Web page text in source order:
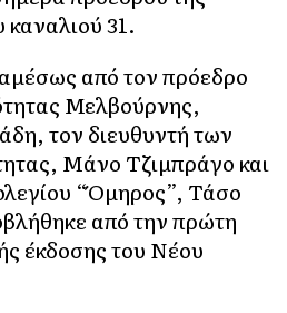
καναλιού 31.
από τον πρόεδρο
Μελβούρνης,
τον διευθυντή των
Μάνο Τζιμπράγο και
“Όμηρος”, Τάσο
από την πρώτη
έκδοσης του Νέου